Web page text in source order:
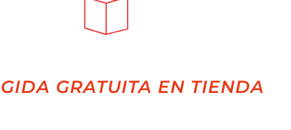
GRATUITA EN TIENDA